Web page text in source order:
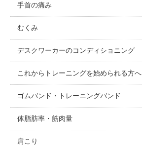
手首の痛み
むくみ
デスクワーカーのコンディショニング
これからトレーニングを始められる方へ
ゴムバンド・トレーニングバンド
体脂肪率・筋肉量
肩こり